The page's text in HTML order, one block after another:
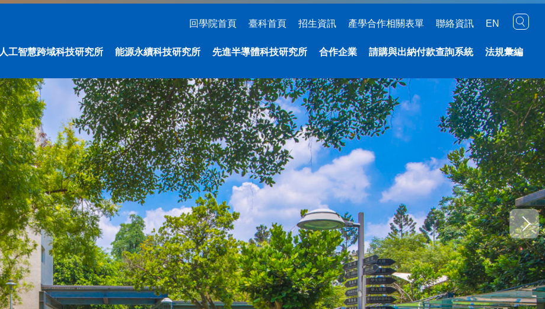
人工智慧跨域科技研究所 能源永續科技研究所 先進半導體科技研究所 合作企業 請購與出納付款查詢系統 法規彙編
回學院首頁 臺科首頁 招生資訊 產學合作相關表單 聯絡資訊 EN